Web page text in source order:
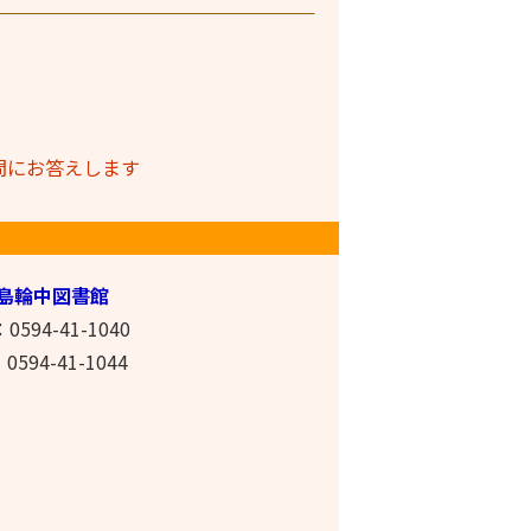
お答えします
輪中図書館
0594-41-1040
0594-41-1044